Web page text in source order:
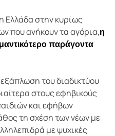
Ελλάδα στην κυρίως
που ανήκουν τα αγόρια,η
παράγοντα
του διαδικτύου
στους εφηβικούς
και εφήβων
τη σχέση των νέων με
με ψυχικές